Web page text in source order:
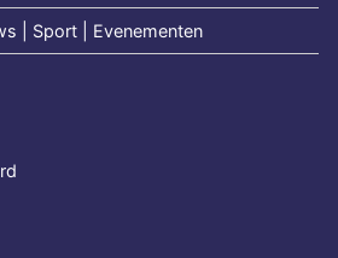
| Sport | Evenementen